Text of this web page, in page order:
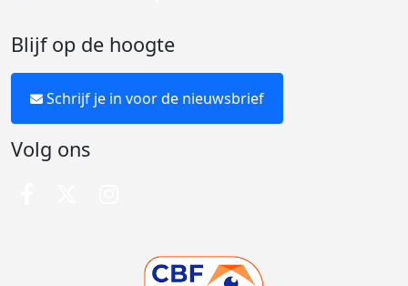
Blijf op de hoogte
Schrijf je in voor de nieuwsbrief
Volg ons